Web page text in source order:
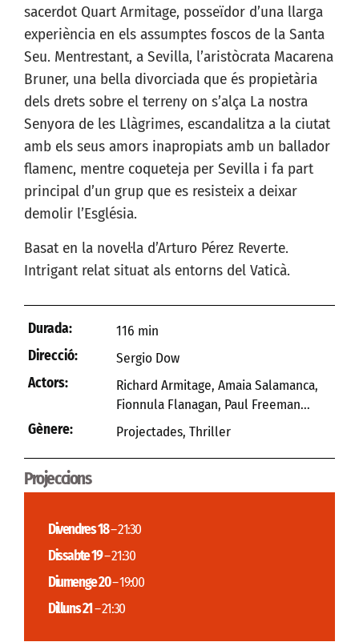
sacerdot Quart Armitage, posseïdor d’una llarga
experiència en els assumptes foscos de la Santa
Seu. Mentrestant, a Sevilla, l’aristòcrata Macarena
Bruner, una bella divorciada que és propietària
dels drets sobre el terreny on s’alça La nostra
Senyora de les Llàgrimes, escandalitza a la ciutat
amb els seus amors inapropiats amb un ballador
flamenc, mentre coqueteja per Sevilla i fa part
principal d’un grup que es resisteix a deixar
demolir l’Església.
Basat en la novel·la d’Arturo Pérez Reverte.
Intrigant relat situat als entorns del Vaticà.
Durada:
116 min
Direcció:
Sergio Dow
Actors:
Richard Armitage, Amaia Salamanca,
Fionnula Flanagan, Paul Freeman...
Gènere:
Projectades, Thriller
Projeccions
Divendres 18– 21:30
Dissabte 19– 21:30
Diumenge 20– 19:00
Dilluns 21 – 21:30